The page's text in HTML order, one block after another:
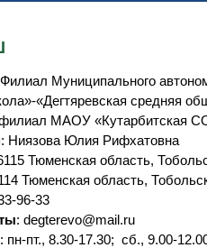
Муниципального
«Дегтяревская средняя
МАОУ «Кутарбитская
: Ниязова Юлия Рифхатовна
Тюменская область,
Тюменская область,
96-33
: degterevo@mail.ru
: пн-пт., 8.30-17.30; сб., 9.00-